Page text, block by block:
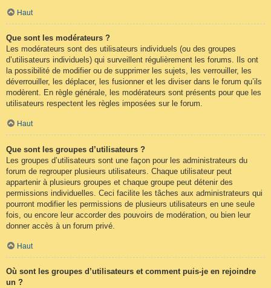
Haut
Que sont les modérateurs ?
Les modérateurs sont des utilisateurs individuels (ou des groupes
d’utilisateurs individuels) qui surveillent régulièrement les forums. Ils ont
la possibilité de modifier ou de supprimer les sujets, les verrouiller, les
déverrouiller, les déplacer, les fusionner et les diviser dans le forum qu’ils
modèrent. En règle générale, les modérateurs sont présents pour que les
utilisateurs respectent les règles imposées sur le forum.
Haut
Que sont les groupes d’utilisateurs ?
Les groupes d’utilisateurs sont une façon pour les administrateurs du
forum de regrouper plusieurs utilisateurs. Chaque utilisateur peut
appartenir à plusieurs groupes et chaque groupe peut détenir des
permissions individuelles. Ceci facilite les tâches aux administrateurs qui
pourront modifier les permissions de plusieurs utilisateurs en une seule
fois, ou encore leur accorder des pouvoirs de modération, ou bien leur
donner accès à un forum privé.
Haut
Où sont les groupes d’utilisateurs et comment puis-je en rejoindre
un ?